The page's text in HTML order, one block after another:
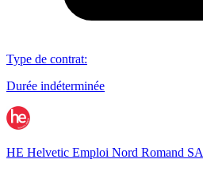
Type de contrat:
Durée indéterminée
HE Helvetic Emploi Nord Romand SA